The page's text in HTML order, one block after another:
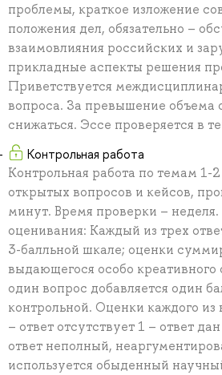
проблемы, краткое изложение
положения дел, обязательно –
взаимовлияния российских и
прикладные аспекты решения
Приветствуется
вопроса. За превышение объема
снижаться. Эссе проверяется в
Контрольная работа
Контрольная работа по темам 1-
открытых вопросов и кейсов,
минут. Время проверки –
оценивания: Каждый из трех
3-балльной шкале; оценки
выдающегося особо креативного
один вопрос добавляется один
контрольной. Оценки каждого из
– ответ отсутствует 1 – ответ
ответ неполный,
используется обыденный